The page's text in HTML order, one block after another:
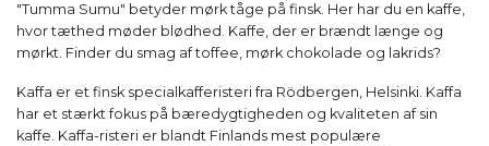
"Tumma Sumu" betyder mørk tåge på finsk. Her har du en kaffe,
hvor tæthed møder blødhed. Kaffe, der er brændt længe og
mørkt. Finder du smag af toffee, mørk chokolade og lakrids?
Kaffa er et finsk specialkafferisteri fra Rödbergen, Helsinki. Kaffa
har et stærkt fokus på bæredygtigheden og kvaliteten af sin
kaffe. Kaffa-risteri er blandt Finlands mest populære